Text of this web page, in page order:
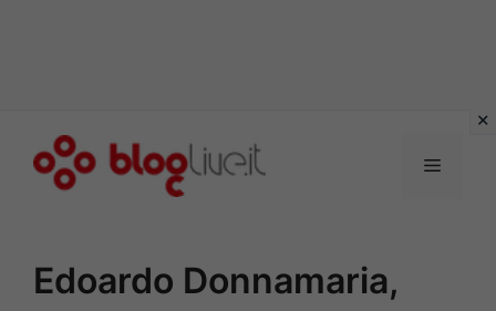
Menu
Edoardo Donnamaria,